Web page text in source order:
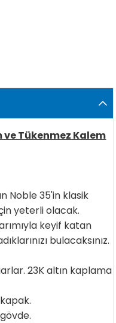
ve Tükenmez Kalem
Noble 35'in klasik
yeterli olacak.
keyif katan
bulacaksınız.
23K altın kaplama